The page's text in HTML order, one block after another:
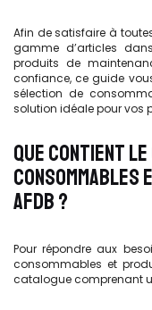
Afin de satisfaire à
gamme d’articles
produits de
confiance, ce guide
sélection de
solution idéale pour vos
QUE CONTIENT
CONSOMMABLES
AFDB ?
Pour répondre aux
consommables et
catalogue comprenant